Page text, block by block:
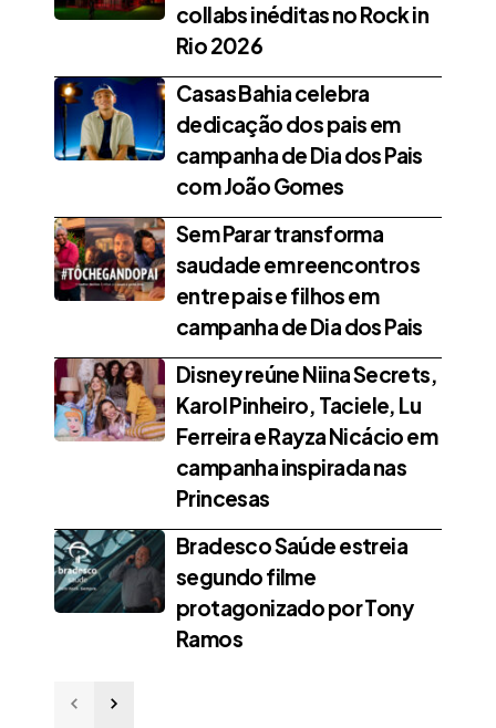
collabs inéditas no Rock in
Rio 2026
Casas Bahia celebra
dedicação dos pais em
campanha de Dia dos Pais
com João Gomes
Sem Parar transforma
saudade em reencontros
entre pais e filhos em
campanha de Dia dos Pais
Disney reúne Niina Secrets,
Karol Pinheiro, Taciele, Lu
Ferreira e Rayza Nicácio em
campanha inspirada nas
Princesas
Bradesco Saúde estreia
segundo filme
protagonizado por Tony
Ramos